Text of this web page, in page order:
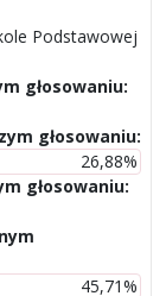
Podstawowej
głosowaniu:
głosowaniu:
26,88%
głosowaniu:
45,71%